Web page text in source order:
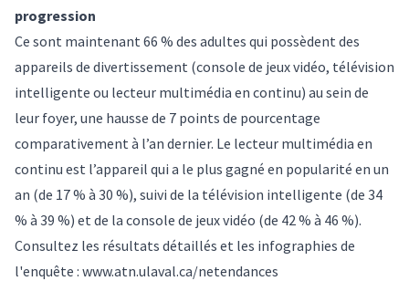
progression
Ce sont maintenant 66 % des adultes qui possèdent des
appareils de divertissement (console de jeux vidéo, télévision
intelligente ou lecteur multimédia en continu) au sein de
leur foyer, une hausse de 7 points de pourcentage
comparativement à l’an dernier. Le lecteur multimédia en
continu est l’appareil qui a le plus gagné en popularité en un
an (de 17 % à 30 %), suivi de la télévision intelligente (de 34
% à 39 %) et de la console de jeux vidéo (de 42 % à 46 %).
Consultez les résultats détaillés et les infographies de
l'enquête : www.atn.ulaval.ca/netendances